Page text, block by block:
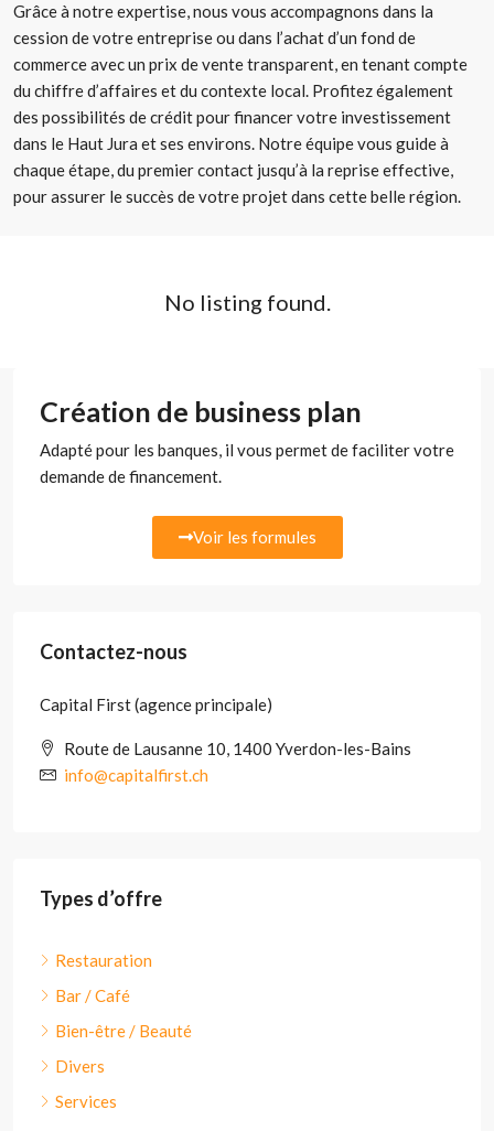
Grâce à notre expertise, nous vous accompagnons dans la
cession de votre entreprise ou dans l’achat d’un fond de
commerce avec un prix de vente transparent, en tenant compte
du chiffre d’affaires et du contexte local. Profitez également
des possibilités de crédit pour financer votre investissement
dans le Haut Jura et ses environs. Notre équipe vous guide à
chaque étape, du premier contact jusqu’à la reprise effective,
pour assurer le succès de votre projet dans cette belle région.
No listing found.
Création de business plan
Adapté pour les banques, il vous permet de faciliter votre
demande de financement.
Voir les formules
Contactez-nous
Capital First (agence principale)
Route de Lausanne 10, 1400 Yverdon-les-Bains
info@capitalfirst.ch
Types d’offre
Restauration
Bar / Café
Bien-être / Beauté
Divers
Services